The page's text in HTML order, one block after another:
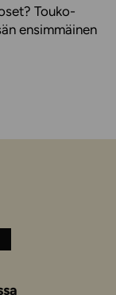
Touko-
ensimmäinen
Facebook